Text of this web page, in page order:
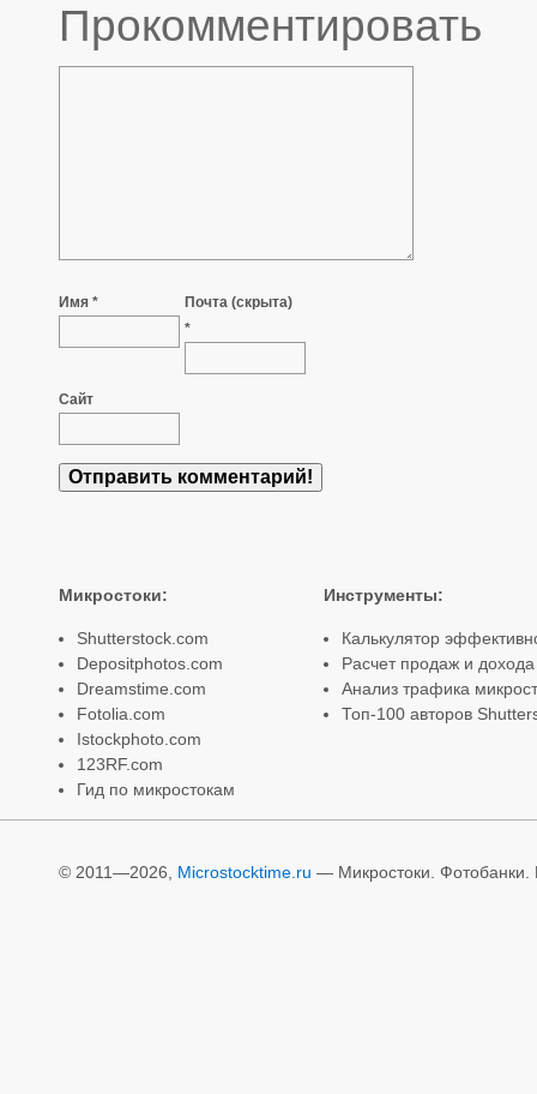
Прокомментировать
Имя *
Почта (скрыта)
*
Сайт
Микростоки:
Shutterstock.com
Depositphotos.com
Dreamstime.com
Fotolia.com
Istockphoto.com
123RF.com
Гид по микростокам
Инструменты:
Калькулятор
Расчет продаж и дохода
Анализ трафика
Топ-100 авторов
© 2011—2026, Microstocktime.ru — Микростоки. Фотобанки.